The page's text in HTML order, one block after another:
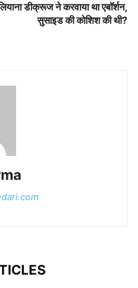
डीक्रूज ने करवाया था एबॉर्शन,
सुसाइड की कोशिश की थी?